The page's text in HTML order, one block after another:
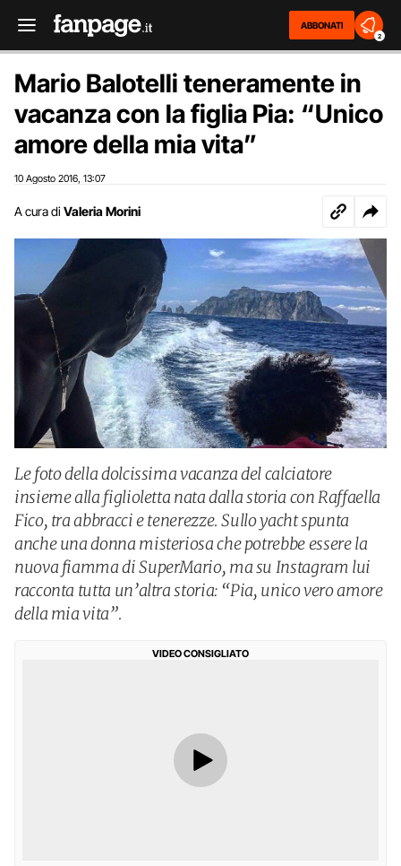
ABBONATI
2
Mario Balotelli teneramente in
vacanza con la figlia Pia: “Unico
amore della mia vita”
10 Agosto 2016 13:07
A cura di Valeria Morini
Le foto della dolcissima vacanza del calciatore
insieme alla figlioletta nata dalla storia con Raffaella
Fico, tra abbracci e tenerezze. Sullo yacht spunta
anche una donna misteriosa che potrebbe essere la
nuova fiamma di SuperMario, ma su Instagram lui
racconta tutta un’altra storia: “Pia, unico vero amore
della mia vita”.
VIDEO CONSIGLIATO